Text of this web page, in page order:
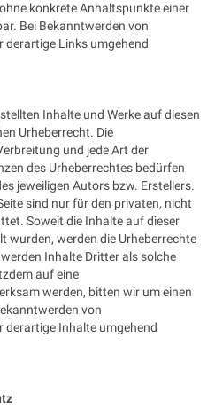
konkrete Anhaltspunkte einer
Bei Bekanntwerden von
derartige Links umgehend
Inhalte und Werke auf diesen
Urheberrecht. Die
und jede Art der
des Urheberrechtes bedürfen
jeweiligen Autors bzw. Erstellers.
sind nur für den privaten, nicht
Soweit die Inhalte auf dieser
wurden, werden die Urheberrechte
Inhalte Dritter als solche
auf eine
werden, bitten wir um einen
von
derartige Inhalte umgehend